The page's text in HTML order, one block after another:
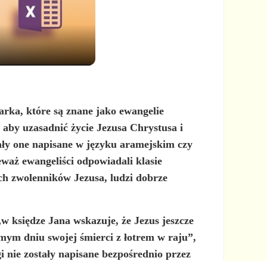
które są znane jako ewangelie
uzasadnić życie Jezusa Chrystusa i
one napisane w języku aramejskim czy
ewangeliści odpowiadali klasie
zwolenników Jezusa, ludzi dobrze
Jana wskazuje, że Jezus jeszcze
dniu swojej śmierci z łotrem w raju”,
zostały napisane bezpośrednio przez